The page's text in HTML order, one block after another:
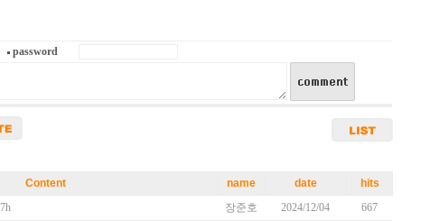
password
Content name date
hits
장준호 2024/12/04 667